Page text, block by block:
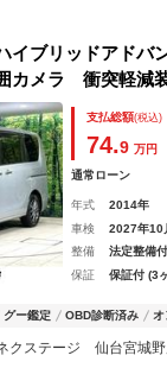
ブリッドアドバ
カメラ 衝突軽減
スマートキー
ングストップ ク
煙車
支払総額(税込)
74.9 万円
通常ローン
年式 2014年
車検
2027年10
整備
法定整備付
保証
保証付 (3
グー鑑定 OBD診断済み
クステージ 仙台宮城